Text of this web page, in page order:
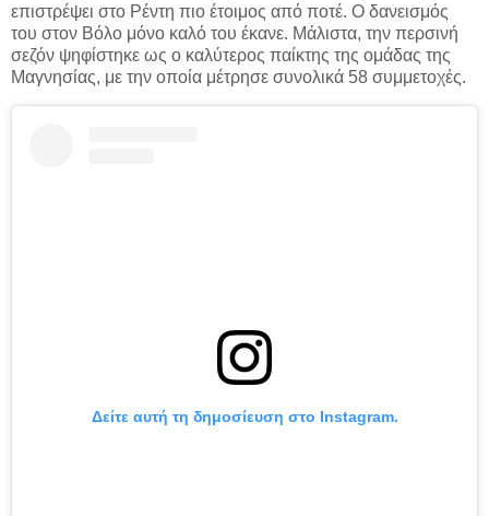
επιστρέψει στο Ρέντη πιο έτοιμος από ποτέ. Ο δανεισμός
του στον Βόλο μόνο καλό του έκανε. Μάλιστα, την περσινή
σεζόν ψηφίστηκε ως ο καλύτερος παίκτης της ομάδας της
Μαγνησίας, με την οποία μέτρησε συνολικά 58 συμμετοχές.
Δείτε αυτή τη δημοσίευση στο Instagram.